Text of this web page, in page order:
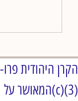
הקרן היהודית
המאושר על ידי מס הכנסה 501(c)(3)